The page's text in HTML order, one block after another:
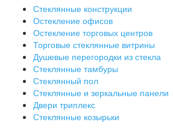
Стеклянные конструкции
Остекление офисов
Остекление торговых центров
Торговые стеклянные витрины
Душевые перегородки из стекла
Стеклянные тамбуры
Стеклянный пол
Стеклянные и зеркальные панели
Двери триплекс
Стеклянные козырьки